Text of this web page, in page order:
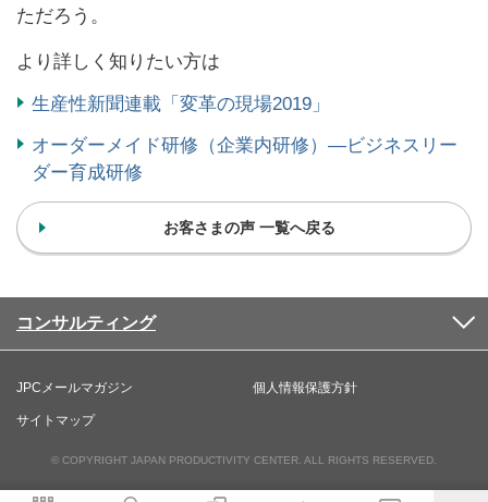
ただろう。
より詳しく知りたい方は
生産性新聞連載「変革の現場2019」
オーダーメイド研修（企業内研修）―ビジネスリー
ダー育成研修
お客さまの声 一覧へ戻る
コンサルティング
JPCメールマガジン 個人情報保護方針
サイトマップ
© COPYRIGHT JAPAN PRODUCTIVITY CENTER. ALL RIGHTS RESERVED.